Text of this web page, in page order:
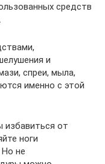
средств
.
и
спреи, мыла,
именно с этой
избавиться от
ноги
не